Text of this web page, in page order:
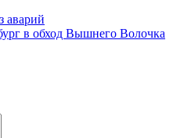
аварий
в обход Вышнего Волочка